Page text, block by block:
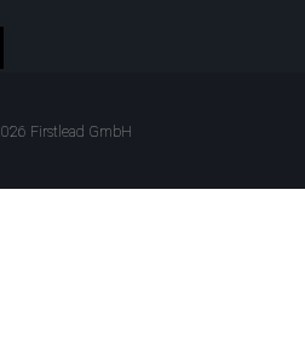
Firstlead GmbH